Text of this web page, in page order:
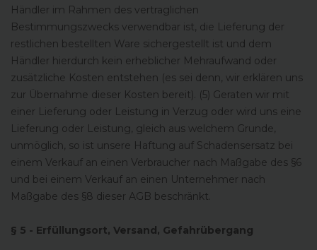
Händler im Rahmen des vertraglichen
Bestimmungszwecks verwendbar ist, die Lieferung der
restlichen bestellten Ware sichergestellt ist und dem
Händler hierdurch kein erheblicher Mehraufwand oder
zusätzliche Kosten entstehen (es sei denn, wir erklären uns
zur Übernahme dieser Kosten bereit). (5) Geraten wir mit
einer Lieferung oder Leistung in Verzug oder wird uns eine
Lieferung oder Leistung, gleich aus welchem Grunde,
unmöglich, so ist unsere Haftung auf Schadensersatz bei
einem Verkauf an einen Verbraucher nach Maßgabe des §6
und bei einem Verkauf an einen Unternehmer nach
Maßgabe des §8 dieser AGB beschränkt.
§ 5 - Erfüllungsort, Versand, Gefahrübergang